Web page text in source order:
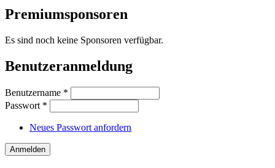
Premiumsponsoren
Es sind noch keine Sponsoren verfügbar.
Benutzeranmeldung
Benutzername *
Passwort *
Neues Passwort anfordern